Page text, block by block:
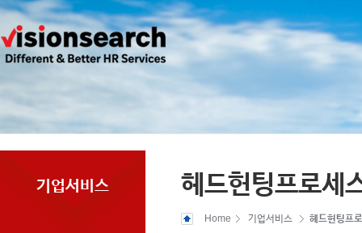
기업서비스 헤드헌팅프로세
Home 기업서비스 헤드헌팅프